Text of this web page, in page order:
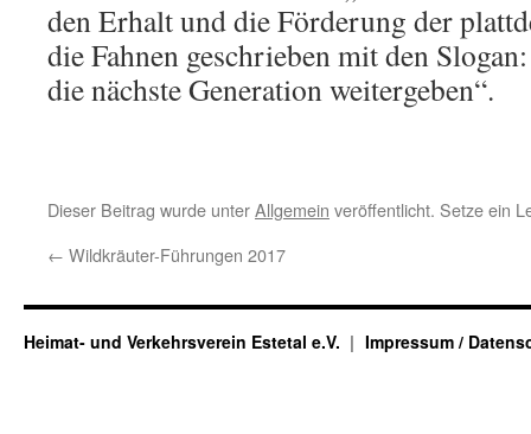
den Erhalt und die Förderung der
die Fahnen geschrieben mit den
die nächste Generation weitergeben“.
Dieser Beitrag wurde unterAllgemein veröffentlicht. Setze ein
← Wildkräuter-Führungen 2017
Heimat- und Verkehrsverein Estetal e.V. Impressum /